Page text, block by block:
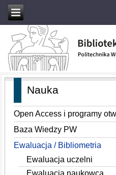
Nauka
Open Access i programy
Baza Wiedzy PW
Ewaluacja / Bibliometria
Ewaluacja uczelni
Ewaluacja naukowca